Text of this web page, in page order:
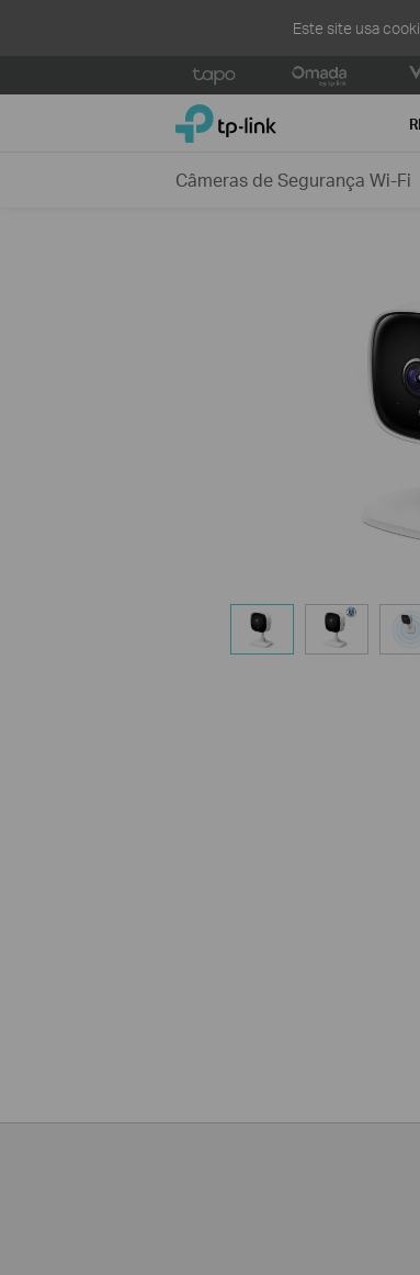
Este site usa
to
TP-Link, Reliably Smart
Câmeras de Segurança Wi-Fi